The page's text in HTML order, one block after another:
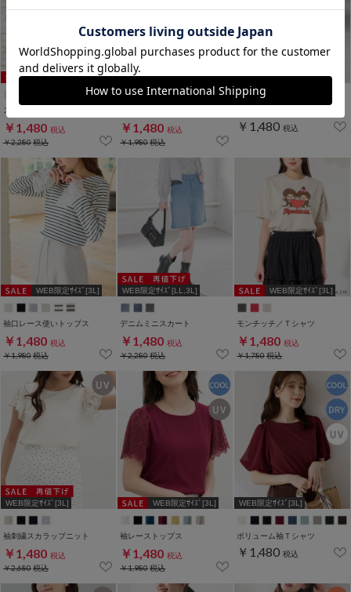
スウェットゆるトップス
￥1,480 税込
￥2,280税込
WEB限定ｻｲｽﾞ[3L]
￥1,480 税込
￥1,980税込
WEB限定ｻｲｽﾞ[3L]
￥1,480 税込
WEB限定ｻｲｽﾞ[3L]
袖口レース使いトップス
￥1,480 税込
￥1,980税込
WEB限定ｻｲｽﾞ[LL,3L]
デニムミニスカート
￥1,480 税込
￥2,280税込
WEB限定ｻｲｽﾞ[3L]
モンチッチ／Ｔシャツ
￥1,480 税込
￥1,780税込
WEB限定ｻｲｽﾞ[3L]
袖刺繍スカラップニット
￥1,480 税込
￥2,680税込
WEB限定ｻｲｽﾞ[3L]
袖レーストップス
￥1,480 税込
￥1,980税込
WEB限定ｻｲｽﾞ[3L]
ボリューム袖Ｔシャツ
￥1,480 税込